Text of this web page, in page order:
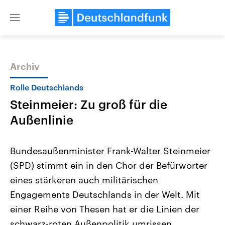
Close
Themen
Landtagswahl Sachsen-Anhalt
2026
Alle Informationen
Sachsen-Anhalt wählt am 6.
September 2026 einen neuen
Landtag. Seit 2021 wird das
Bundesland von einer Koalition aus
USA
Aktuelle Beiträge,
Hintergründe
Wirtschaftlich und
gehören die Vereinigten
den mächtigsten Ländern
mit großem Einfluss auf
Archiv
Rolle Deutschlands
Steinmeier: Zu groß für die
Außenlinie
Bundesaußenminister Frank-Walter Steinmeier
(SPD) stimmt ein in den Chor der Befürworter
eines stärkeren auch militärischen
Engagements Deutschlands in der Welt. Mit
einer Reihe von Thesen hat er die Linien der